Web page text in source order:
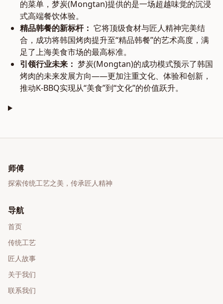
的菜单，梦炭(Mongtan)提供的是一场超越味觉的沉浸
式高端餐饮体验。
精品韩餐的新标杆： 它将顶级食材与匠人精神完美结
合，成功将韩国烤肉提升至“精品韩餐”的艺术高度，满
足了上海美食市场的最高标准。
引领行业未来： 梦炭(Mongtan)的成功模式预示了韩国
烤肉的未来发展方向——更加注重文化、体验和创新，
推动K-BBQ实现从“美食”到“文化”的价值跃升。
师傅
探索传统工艺之美，传承匠人精神
导航
首页
传统工艺
匠人故事
关于我们
联系我们